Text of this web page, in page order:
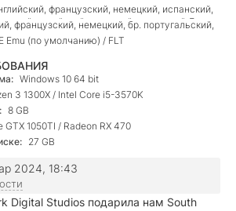
французский, немецкий, испанский,
корейский, польский, испанский Лат.
французский, немецкий, бр. португальский,
Emu (по умолчанию) / FLT
Windows 10 64 bit
3 1300X / Intel Core i5-3570K
8 GB
GTX 1050TI / Radeon RX 470
27 GB
2024, 18:43
Digital Studios подарила нам South